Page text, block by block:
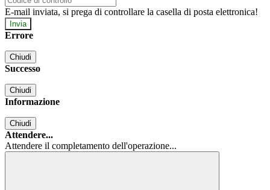
E-mail inviata, si prega di controllare la casella di posta elettronica!
Errore
Chiudi
Successo
Chiudi
Informazione
Chiudi
Attendere...
Attendere il completamento dell'operazione...